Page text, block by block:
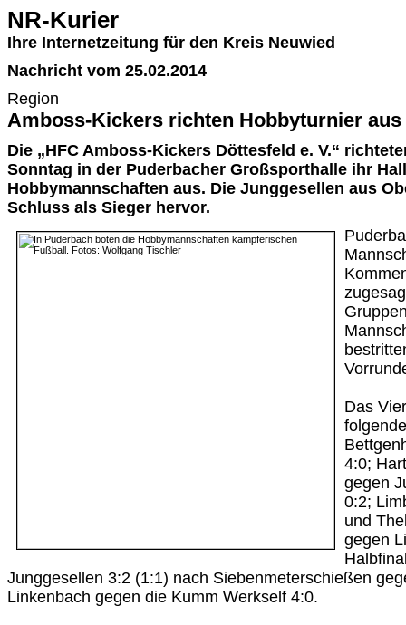
NR-Kurier
Ihre Internetzeitung für den Kreis Neuwied
Nachricht vom 25.02.2014
Region
Amboss-Kickers richten Hobbyturnier aus
Die „HFC Amboss-Kickers Döttesfeld e. V.“
Sonntag in der Puderbacher Großsporthalle ihr
Hobbymannschaften aus. Die Junggesellen aus
Schluss als Sieger hervor.
Das
4:0;
gegen
0:2;
und
gegen
Junggesellen 3:2 (1:1) nach Siebenmeterschießen
Linkenbach gegen die Kumm Werkself 4:0.